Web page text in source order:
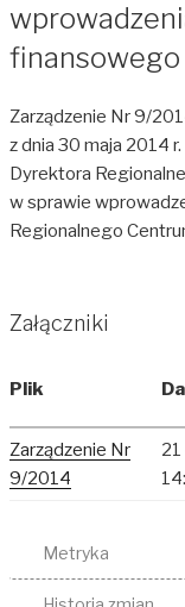
finansowego
Zarządzenie Nr 9/
z dnia 30 maja 2014 r.
Dyrektora
w sprawie
Regionalnego
Załączniki
Plik
Zarządzenie Nr
9/2014
Metryka